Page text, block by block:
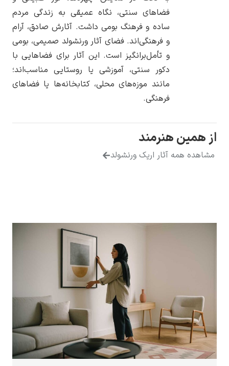
یوهانس فرمیر
پرفروش‌ترین
تابلوها
فضاهای سنتی، نگاه عمیقی به زندگی مردم
ساده و فرهنگ بومی داشت. آثارش صادق، آرام
و فرهنگی‌اند. فضای آثار ورنشولد صمیمی، بومی
و تأمل‌برانگیز است. این آثار برای فضاهایی با
دکور سنتی، آموزشی یا روستایی مناسب‌اند؛
مانند موزه‌های محلی، کتابخانه‌ها یا فضاهای
فرهنگی.
همین هنرمند
همه آثار اریک ورنشولد